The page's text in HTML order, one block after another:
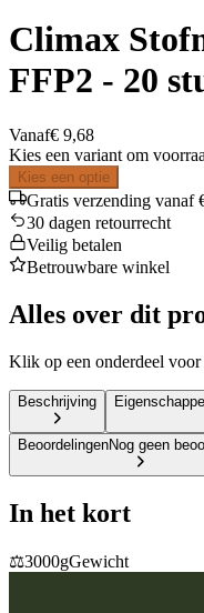
Climax
FFP2 - 20
Vanaf€ 9,68
Kies een variant om
Kies een optie
Gratis verzending vanaf
30 dagen retourrecht
Veilig betalen
Betrouwbare winkel
Alles over dit
Klik op een onderdeel
Beschrijving
BeoordelingenNog geen
In het kort
⚖️3000gGewicht